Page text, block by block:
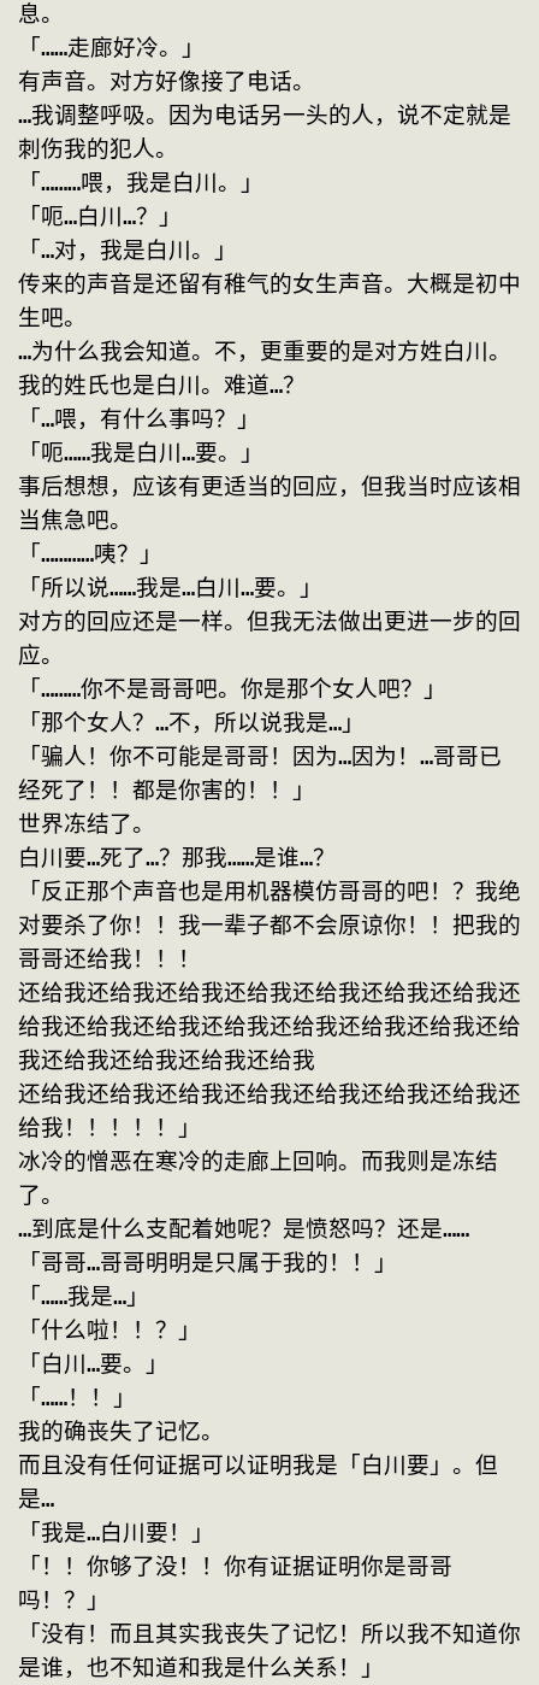
息。
「……走廊好冷。」
有声音。对方好像接了电话。
…我调整呼吸。因为电话另一头的人，说不定就是
刺伤我的犯人。
「………喂，我是白川。」
「呃…白川…？」
「…对，我是白川。」
传来的声音是还留有稚气的女生声音。大概是初中
生吧。
…为什么我会知道。不，更重要的是对方姓白川。
我的姓氏也是白川。难道…？
「…喂，有什么事吗？」
「呃……我是白川…要。」
事后想想，应该有更适当的回应，但我当时应该相
当焦急吧。
「…………咦？」
「所以说……我是…白川…要。」
对方的回应还是一样。但我无法做出更进一步的回
应。
「………你不是哥哥吧。你是那个女人吧？」
「那个女人？…不，所以说我是…」
「骗人！你不可能是哥哥！因为…因为！…哥哥已
经死了！！都是你害的！！」
世界冻结了。
白川要…死了…？那我……是谁…？
「反正那个声音也是用机器模仿哥哥的吧！？我绝
对要杀了你！！我一辈子都不会原谅你！！把我的
哥哥还给我！！！
还给我还给我还给我还给我还给我还给我还给我还
给我还给我还给我还给我还给我还给我还给我还给
我还给我还给我还给我还给我
还给我还给我还给我还给我还给我还给我还给我还
给我！！！！！」
冰冷的憎恶在寒冷的走廊上回响。而我则是冻结
了。
…到底是什么支配着她呢？是愤怒吗？还是……
「哥哥…哥哥明明是只属于我的！！」
「……我是…」
「什么啦！！？」
「白川…要。」
「……！！」
我的确丧失了记忆。
而且没有任何证据可以证明我是「白川要」。但
是…
「我是…白川要！」
「！！你够了没！！你有证据证明你是哥哥
吗！？」
「没有！而且其实我丧失了记忆！所以我不知道你
是谁，也不知道和我是什么关系！」